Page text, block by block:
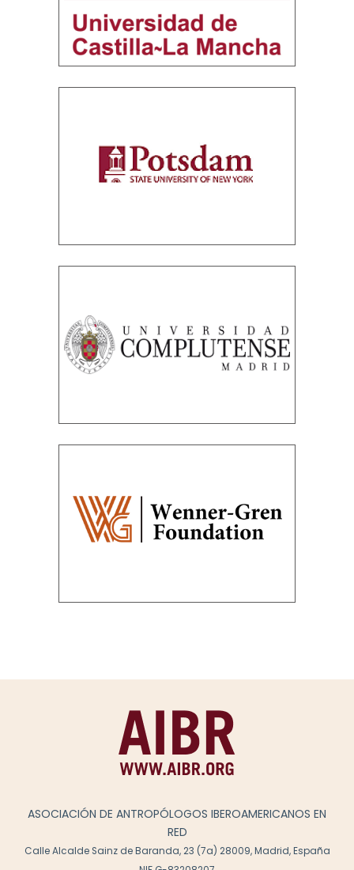
ASOCIACIÓN DE ANTROPÓLOGOS IBEROAMERICANOS EN
RED
Calle Alcalde Sainz de Baranda, 23 (7a) 28009, Madrid, España